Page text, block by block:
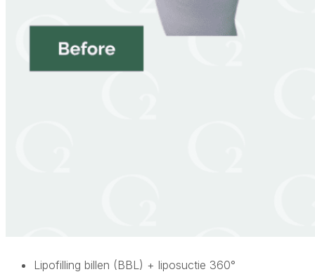
Lipofilling billen (BBL) + liposuctie 360°